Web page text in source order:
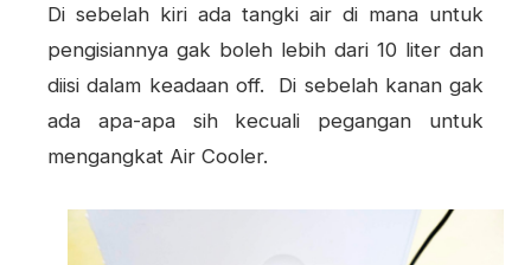
Di sebelah kiri ada tangki air di mana untuk
pengisiannya gak boleh lebih dari 10 liter dan
diisi dalam keadaan off. Di sebelah kanan gak
ada apa-apa sih kecuali pegangan untuk
mengangkat Air Cooler.